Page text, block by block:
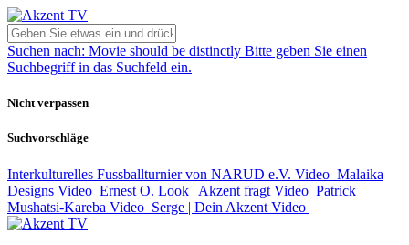
Suchen nach: Movie should be distinctly Bitte geben Sie einen
Suchbegriff in das Suchfeld ein.
Nicht verpassen
Suchvorschläge
Interkulturelles Fussballturnier von NARUD e.V. Video Malaika
Designs Video Ernest O. Look | Akzent fragt Video Patrick
Mushatsi-Kareba Video Serge | Dein Akzent Video